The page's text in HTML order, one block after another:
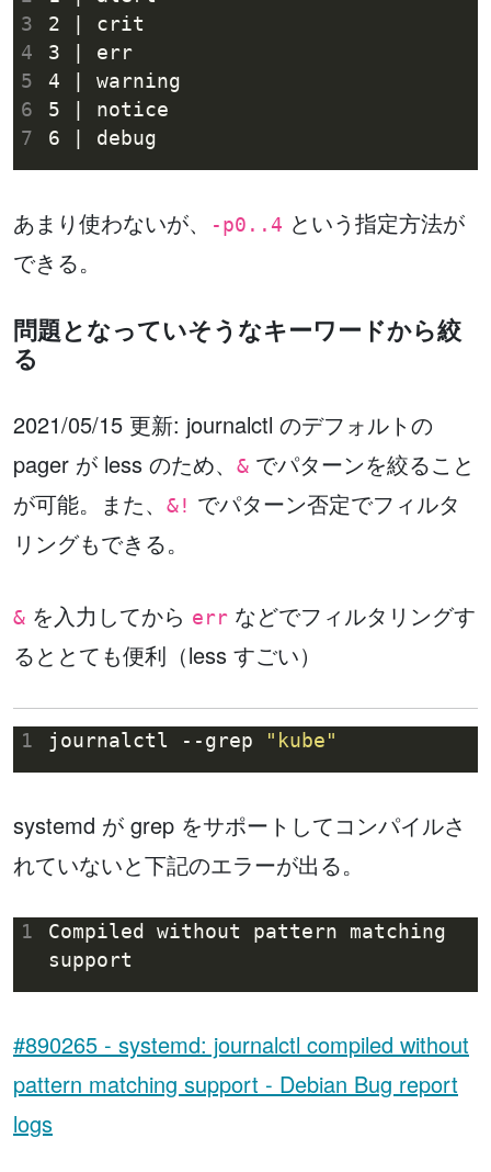
3
4
5
6
7
あまり使わないが、 -p0..4 という指定方法が
できる。
問題となっていそうなキーワードから絞
る
2021/05/15 更新: journalctl のデフォルトの
pager が less のため、
& でパターンを絞ること
が可能。また、
&! でパターン否定でフィルタ
リングもできる。
& を入力してから err などでフィルタリングす
るととても便利（less すごい）
1 journalctl --grep "kube"
systemd が grep をサポートしてコンパイルさ
れていないと下記のエラーが出る。
1
Compiled without pattern matching
#890265 - systemd: journalctl compiled without
pattern matching support - Debian Bug report
logs